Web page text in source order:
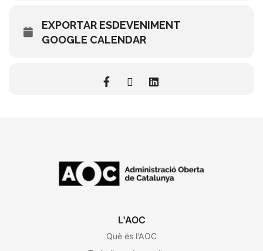
EXPORTAR ESDEVENIMENT
GOOGLE CALENDAR
L'AOC
Què és l’AOC